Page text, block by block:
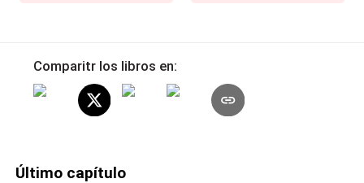
Comparitr los libros en:
Último capítulo